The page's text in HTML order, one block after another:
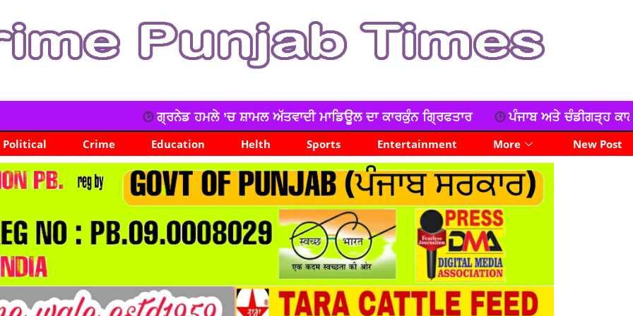
ਗ੍ਰਨੇਡ ਹਮਲੇ ’ਚ ਸ਼ਾਮਲ ਅੱਤਵਾਦੀ ਮਾਡਿਊਲ ਦਾ ਕਾਰਕੁੰਨ ਗ੍ਰਿਫਤਾਰ ਪੰਜਾਬ ਅਤੇ ਚੰਡੀਗੜ੍ਹ ਕਾਲਜ ਟੀਚਰ ਯੂਨੀਅਨ ਦਾ ਧਰਨਾ,
Political Crime Education Helth Sports Entertainment More New Post